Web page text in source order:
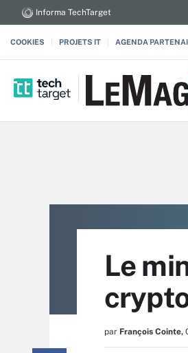
Informa TechTarget
COOKIES PROJETS IT AGENDA
Le
par François Cointe,